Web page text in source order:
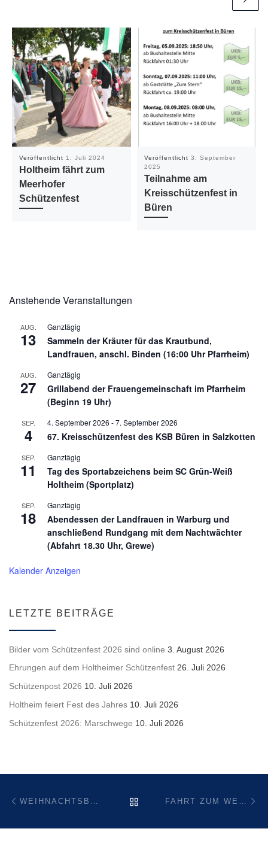
Veröffentlicht 1. Juli 2024
Holtheim fährt zum
Meerhofer
Schützenfest
Veröffentlicht 3. September
2025
Teilnahme am
Kreisschützenfest in
Büren
Anstehende Veranstaltungen
AUG.
13
Ganztägig
Sammeln der Kräuter für das Krautbund,
Landfrauen, anschl. Binden (16:00 Uhr Pfarrheim)
AUG.
27
Ganztägig
Grillabend der Frauengemeinschaft im Pfarrheim
(Beginn 19 Uhr)
SEP.
4
4. September 2026 -7. September 2026
67. Kreisschützenfest des KSB Büren in Salzkotten
SEP.
11
Ganztägig
Tag des Sportabzeichens beim SC Grün-Weiß
Holtheim (Sportplatz)
SEP.
18
Ganztägig
Abendessen der Landfrauen in Warburg und
anschließend Rundgang mit dem Nachtwächter
(Abfahrt 18.30 Uhr, Grewe)
Kalender Anzeigen
LETZTE BEITRÄGE
Bilder vom Schützenfest 2026 sind online 3. August 2026
Ehrungen auf dem Holtheimer Schützenfest 26. Juli 2026
Schützenpost 2026 10. Juli 2026
Holtheim feiert Fest des Jahres 10. Juli 2026
Schützenfest 2026: Marschwege 10. Juli 2026
BeitragsnavigationZURÜCK ZUR